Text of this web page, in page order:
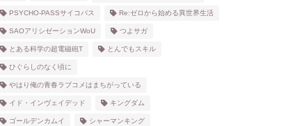
PSYCHO-PASSサイコパス Re:ゼロから始める異世界生活
SAOアリシゼーションWoU つよサガ
とある科学の超電磁砲T とんでもスキル
ひぐらしのなく頃に
やはり俺の青春ラブコメはまちがっている
イド・インヴェイデッド キングダム
ゴールデンカムイ シャーマンキング